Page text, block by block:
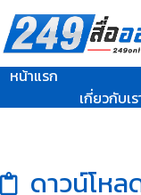
หน้าแรก
เกี่ยวกับเร
ดาวน์โห